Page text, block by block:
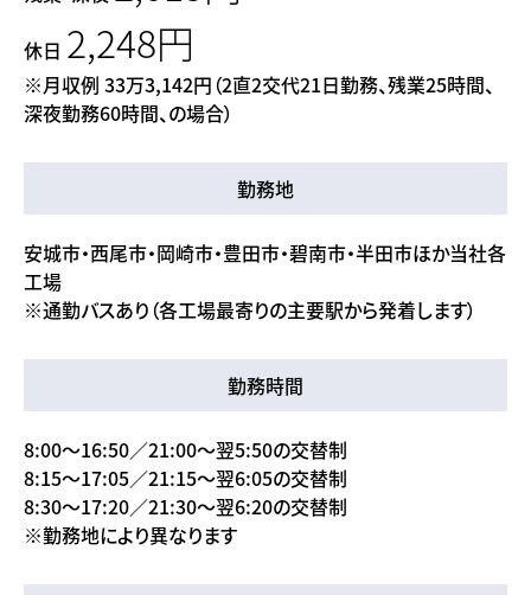
休日 2,248円
※月収例 33万3,142円（2直2交代21日勤務、残業25時間、
深夜勤務60時間、の場合）
勤務地
安城市・西尾市・岡崎市・豊田市・碧南市・半田市ほか当社各
工場
※通勤バスあり（各工場最寄りの主要駅から発着します）
勤務時間
8:00〜16:50／21:00〜翌5:50の交替制
8:15〜17:05／21:15〜翌6:05の交替制
8:30〜17:20／21:30〜翌6:20の交替制
※勤務地により異なります